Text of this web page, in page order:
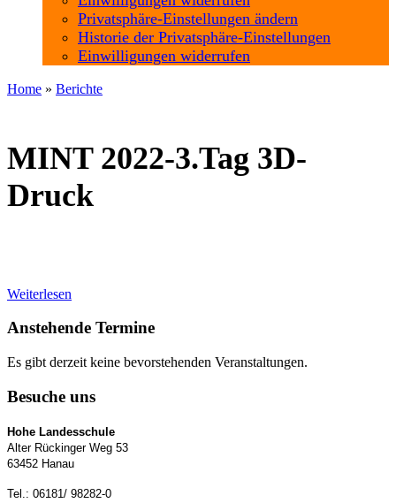
Privatsphäre-Einstellungen ändern
Historie der Privatsphäre-Einstellungen
Einwilligungen widerrufen
Home » Berichte
MINT 2022-3.Tag 3D-
Druck
Weiterlesen
Anstehende Termine
Es gibt derzeit keine bevorstehenden Veranstaltungen.
Besuche uns
Hohe Landesschule
Alter Rückinger Weg 53
63452 Hanau
Tel.: 06181/ 98282-0